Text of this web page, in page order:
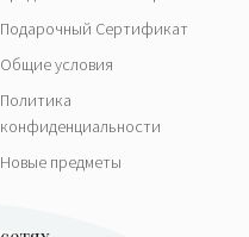
Подарочный Сертификат
Общие условия
Политика
конфиденциальности
Новые предметы